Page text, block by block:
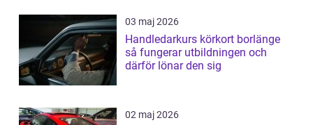
03 maj 2026
Handledarkurs körkort borlänge
så fungerar utbildningen och
därför lönar den sig
02 maj 2026